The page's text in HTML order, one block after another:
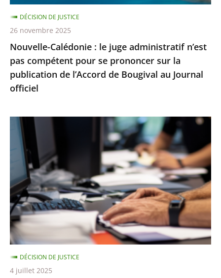
pour
se
prononcer
sur
la
publication
de
de
Bougival
Journal
officiel
Nouvelle-Calédonie : le juge administratif n’est
pas compétent pour se prononcer sur la
publication de l’Accord de Bougival au Journal
officiel
DÉCISION DE JUSTICE
26 novembre 2025
Conseil
d’État
rejette
un
recours
contre
la
suspension
d’une
note
relative
DÉCISION DE JUSTICE
4 juillet 2025